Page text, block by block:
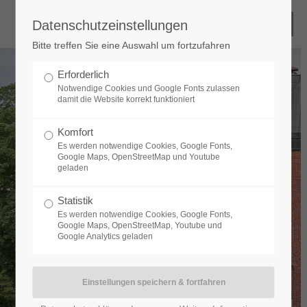
Datenschutzeinstellungen
Bitte treffen Sie eine Auswahl um fortzufahren
Erforderlich
Notwendige Cookies und Google Fonts zulassen
damit die Website korrekt funktioniert
Komfort
Es werden notwendige Cookies, Google Fonts,
Google Maps, OpenStreetMap und Youtube
geladen
Statistik
Es werden notwendige Cookies, Google Fonts,
Google Maps, OpenStreetMap, Youtube und
Google Analytics geladen